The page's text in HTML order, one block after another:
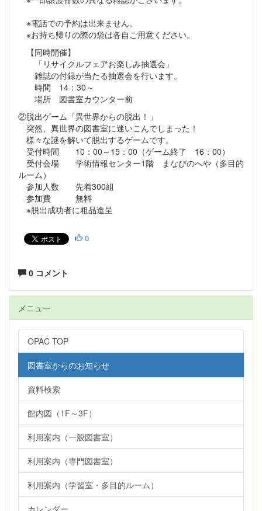
※電話での予約は出来ません。
※お持ち帰りの際の袋は各自ご用意ください。
【同時開催】
「リサイクルフェアお楽しみ抽選会」
雑誌の付録が当たる抽選会を行います。
時間 14：30～
場所 図書室カウンター前
②脱出ゲーム「異世界からの脱出！」
突然、異世界の図書室に迷いこんでしまった！
様々な謎を解いて脱出するゲームです。
受付時間 10：00～15：00（ゲーム終了 16：00）
受付会場 学術情報センター1階 まなびのへや（多目的
ルーム）
参加人数 先着300組
参加費 無料
※脱出成功者に粗品進呈
0
0 コメント
メニュー
OPAC TOP
図書室からのお知らせ
資料検索
館内図（1F～3F）
利用案内（一般図書室）
利用案内（専門図書室）
利用案内（学習室・多目的ルーム）